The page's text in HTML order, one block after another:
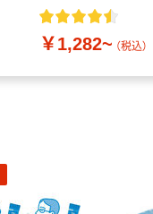
￥1,282~ （税込）